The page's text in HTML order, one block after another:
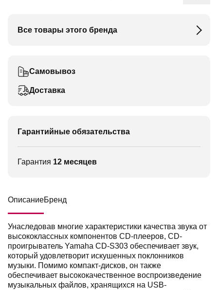
Все товары этого бренда
Самовывоз
Доставка
Гарантийные обязательства
Гарантия 12 месяцев
ОписаниеБренд
Унаследовав многие характеристики качества звука от
высококлассных компонентов CD-плееров, CD-
проигрыватель Yamaha CD-S303 обеспечивает звук,
который удовлетворит искушенных поклонников
музыки. Помимо компакт-дисков, он также
обеспечивает высококачественное воспроизведение
музыкальных файлов, хранящихся на USB-